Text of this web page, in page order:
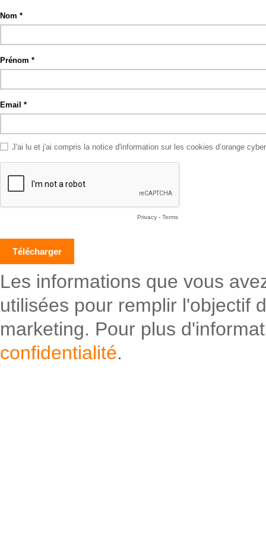
Nom
Prénom
Email
J'ai lu et j'ai compris la notice d'information sur les cookies d’orange
Privacy - Terms
Les informations que vous
utilisées pour remplir l'objectif
marketing. Pour plus
confidentialité.